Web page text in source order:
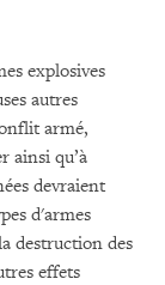
explosives
autres
armé,
ainsi qu’à
devraient
d'armes
destruction des
effets